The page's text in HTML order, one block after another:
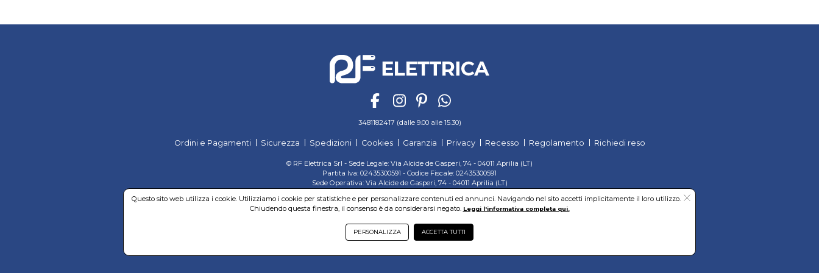
3481182417 (dalle 9.00 alle 15.30)
Ordini e Pagamenti Sicurezza Spedizioni Cookies Garanzia Privacy Recesso Regolamento Richiedi reso
© RF Elettrica Srl - Sede Legale: Via Alcide de Gasperi, 74 - 04011 Aprilia (LT)
Partita Iva: 02435300591 - Codice Fiscale: 02435300591
Sede Operativa: Via Alcide de Gasperi, 74 - 04011 Aprilia (LT)
Questo sito web utilizza i cookie. Utilizziamo i cookie per statistiche e per personalizzare contenuti ed annunci. Navigando nel sito accetti implicitamente il loro utilizzo.
Chiudendo questa finestra, il consenso è da considerarsi negato. Leggi l'informativa completa qui.
PERSONALIZZA ACCETTA TUTTI